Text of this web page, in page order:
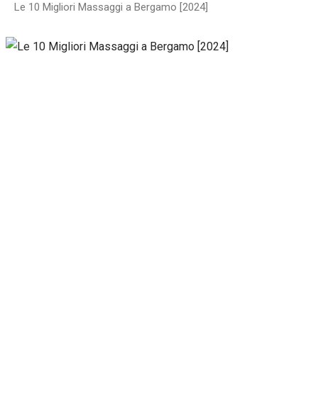
Le 10 Migliori Massaggi a Bergamo [2024]